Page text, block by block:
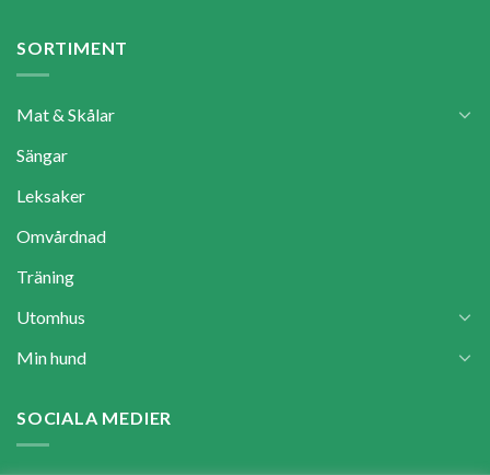
SORTIMENT
Mat & Skålar
Sängar
Leksaker
Omvårdnad
Träning
Utomhus
Min hund
SOCIALA MEDIER